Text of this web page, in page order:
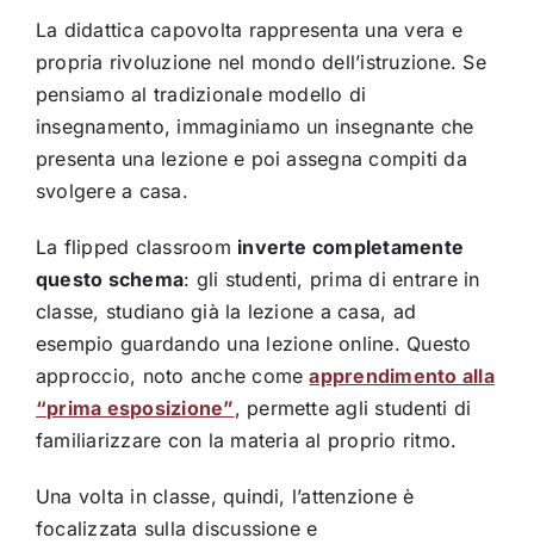
La didattica capovolta rappresenta una vera e
propria rivoluzione nel mondo dell’istruzione. Se
pensiamo al tradizionale modello di
insegnamento, immaginiamo un insegnante che
presenta una lezione e poi assegna compiti da
svolgere a casa.
La flipped classroom inverte completamente
questo schema: gli studenti, prima di entrare in
classe, studiano già la lezione a casa, ad
esempio guardando una lezione online. Questo
approccio, noto anche comeapprendimento alla
“prima esposizione”, permette agli studenti di
familiarizzare con la materia al proprio ritmo.
Una volta in classe, quindi, l’attenzione è
focalizzata sulla discussione e